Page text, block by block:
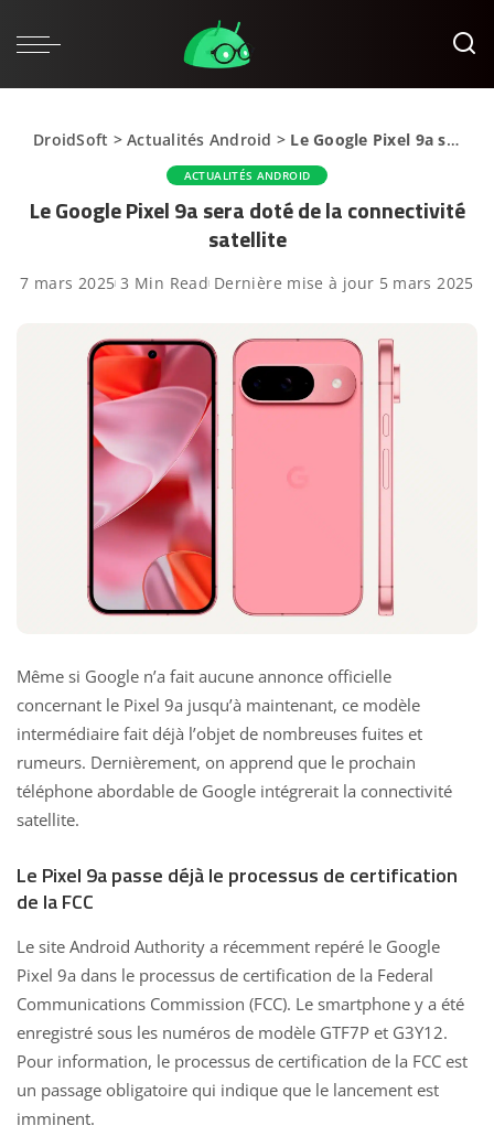
DroidSoft >Actualités Android > Le Google Pixel 9a sera doté de la connectivité satellite
ACTUALITÉS ANDROID
Le Google Pixel 9a sera doté de la connectivité
satellite
7 mars 2025 3 Min Read Dernière mise à jour 5 mars 2025
Même si Google n’a fait aucune annonce officielle
concernant le Pixel 9a jusqu’à maintenant, ce modèle
intermédiaire fait déjà l’objet de nombreuses fuites et
rumeurs. Dernièrement, on apprend que le prochain
téléphone abordable de Google intégrerait la connectivité
satellite.
Le Pixel 9a passe déjà le processus de certification
de la FCC
Le site Android Authority a récemment repéré le Google
Pixel 9a dans le processus de certification de la Federal
Communications Commission (FCC). Le smartphone y a été
enregistré sous les numéros de modèle GTF7P et G3Y12.
Pour information, le processus de certification de la FCC est
un passage obligatoire qui indique que le lancement est
imminent.